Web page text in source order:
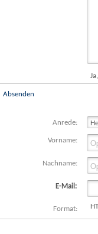
Absenden
Anrede:
Vorname:
Nachname:
E-Mail:
Format: